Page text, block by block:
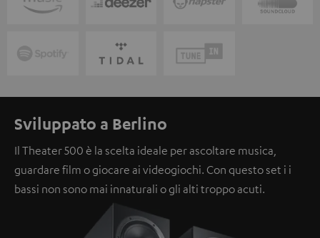
Sviluppato a Berlino
Il Theater 500 è la scelta ideale per ascoltare musica,
guardare film o giocare ai videogiochi. Con questo set i i
bassi non sono mai innaturali o gli alti troppo acuti.